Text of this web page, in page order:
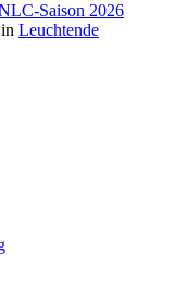
Saison 2026
Leuchtende